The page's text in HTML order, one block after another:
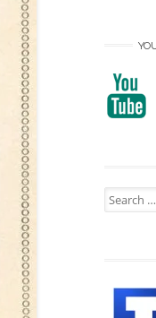
Search
for: